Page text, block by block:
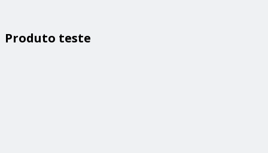
Produto teste